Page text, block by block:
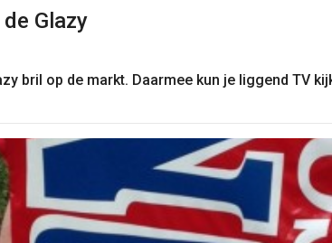
Glazy
bril op de markt. Daarmee kun je liggend TV